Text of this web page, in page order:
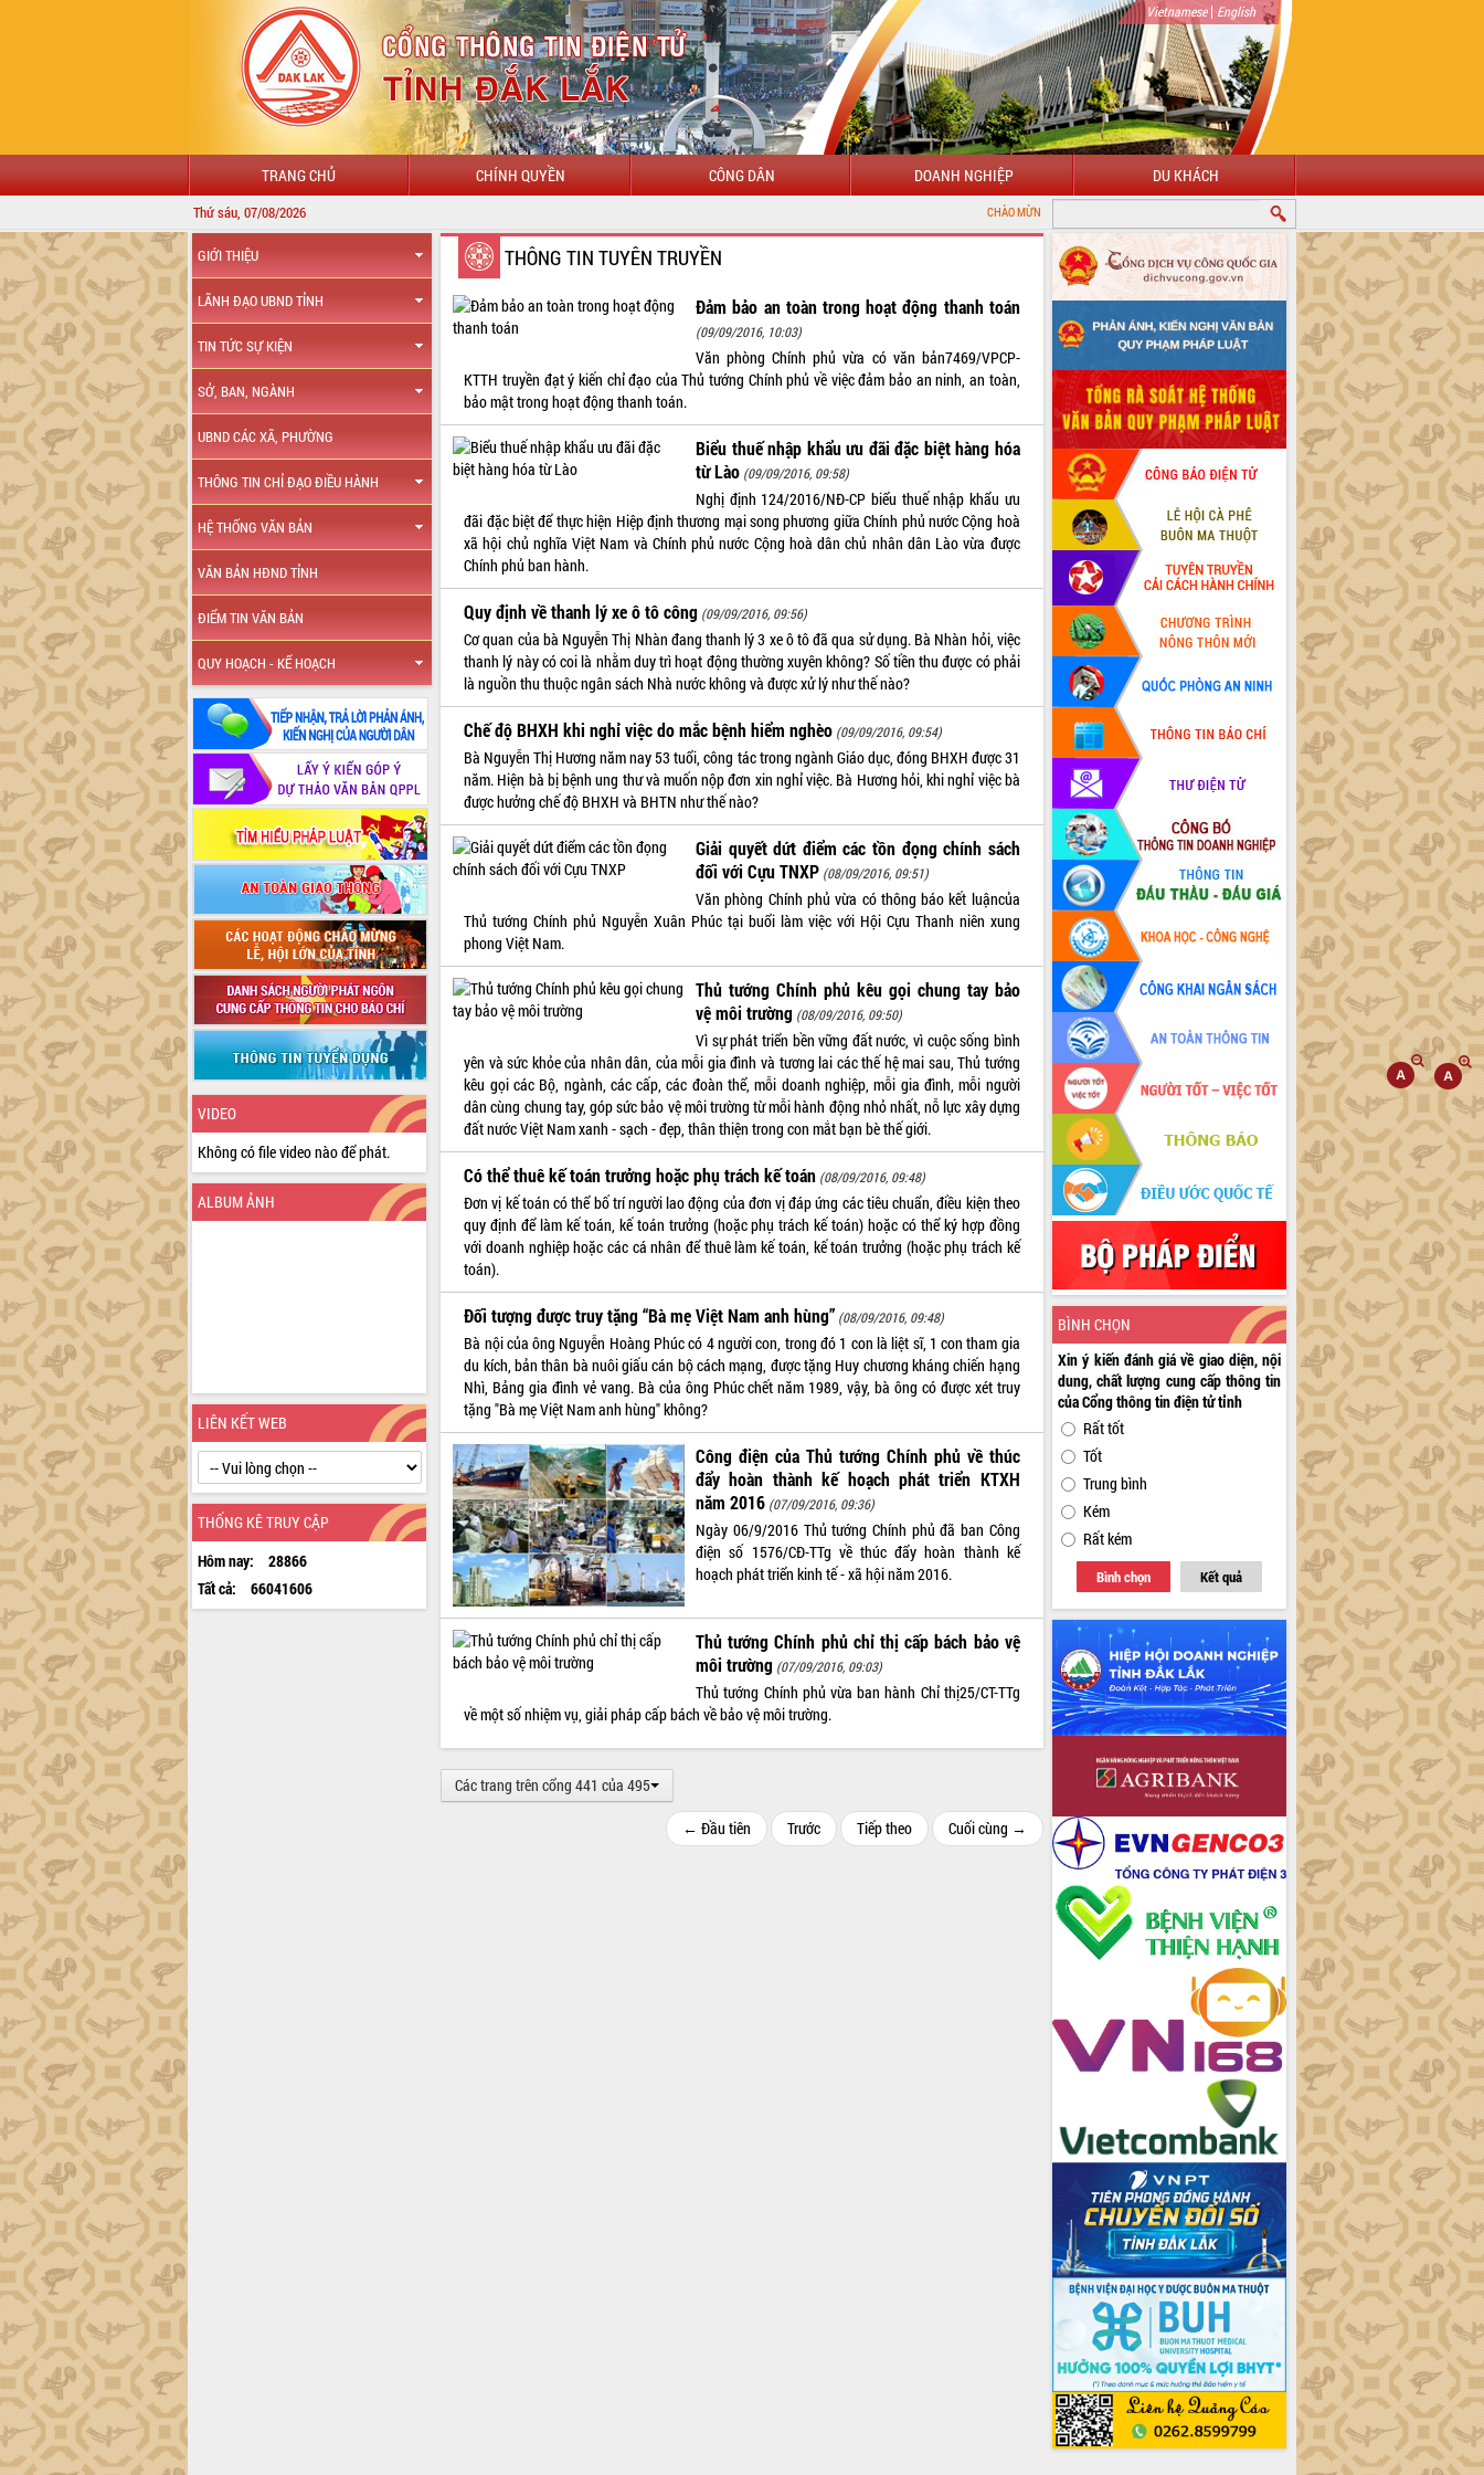
Vietnamese| English
TRANG CHỦ CHÍNH QUYỀN CÔNG DÂN DOANH NGHIỆP DU KHÁCH
Thứ sáu, 07/08/2026 CHÀO MỪNG ĐẾN VỚI CỔNG THÔNG TIN ĐIỆN TỬ TỈNH ĐẮK LẮK
GIỚI THIỆU
LÃNH ĐẠO UBND TỈNH
TIN TỨC SỰ KIỆN
SỞ, BAN, NGÀNH
UBND CÁC XÃ, PHƯỜNG
THÔNG TIN CHỈ ĐẠO ĐIỀU HÀNH
HỆ THỐNG VĂN BẢN
VĂN BẢN HĐND TỈNH
ĐIỂM TIN VĂN BẢN
QUY HOẠCH - KẾ HOẠCH
VIDEO
Không có file video nào để phát.
ALBUM ẢNH
LIÊN KẾT WEB
THỐNG KÊ TRUY CẬP
Hôm nay:
28866
Tất cả:
66041606
THÔNG TIN TUYÊN TRUYỀN
Đảm bảo an toàn trong hoạt động thanh toán
(09/09/2016, 10:03)
Văn phòng Chính phủ vừa có văn bản7469/VPCP-
KTTH truyền đạt ý kiến chỉ đạo của Thủ tướng Chính phủ về việc đảm bảo an ninh, an toàn,
bảo mật trong hoạt động thanh toán.
Biểu thuế nhập khẩu ưu đãi đặc biệt hàng hóa
từ Lào (09/09/2016, 09:58)
Nghị định 124/2016/NĐ-CP biểu thuế nhập khẩu ưu
đãi đặc biệt để thực hiện Hiệp định thương mại song phương giữa Chính phủ nước Cộng hoà
xã hội chủ nghĩa Việt Nam và Chính phủ nước Cộng hoà dân chủ nhân dân Lào vừa được
Chính phủ ban hành.
Quy định về thanh lý xe ô tô công (09/09/2016, 09:56)
Cơ quan của bà Nguyễn Thị Nhàn đang thanh lý 3 xe ô tô đã qua sử dụng. Bà Nhàn hỏi, việc
thanh lý này có coi là nhằm duy trì hoạt động thường xuyên không? Số tiền thu được có phải
là nguồn thu thuộc ngân sách Nhà nước không và được xử lý như thế nào?
Chế độ BHXH khi nghỉ việc do mắc bệnh hiểm nghèo (09/09/2016, 09:54)
Bà Nguyễn Thị Hương năm nay 53 tuổi, công tác trong ngành Giáo dục, đóng BHXH được 31
năm. Hiện bà bị bệnh ung thư và muốn nộp đơn xin nghỉ việc. Bà Hương hỏi, khi nghỉ việc bà
được hưởng chế độ BHXH và BHTN như thế nào?
Giải quyết dứt điểm các tồn đọng chính sách
đối với Cựu TNXP (08/09/2016, 09:51)
Văn phòng Chính phủ vừa có thông báo kết luậncủa
Thủ tướng Chính phủ Nguyễn Xuân Phúc tại buổi làm việc với Hội Cựu Thanh niên xung
phong Việt Nam.
Thủ tướng Chính phủ kêu gọi chung tay bảo
vệ môi trường (08/09/2016, 09:50)
Vì sự phát triển bền vững đất nước, vì cuộc sống bình
yên và sức khỏe của nhân dân, của mỗi gia đình và tương lai các thế hệ mai sau, Thủ tướng
kêu gọi các Bộ, ngành, các cấp, các đoàn thể, mỗi doanh nghiệp, mỗi gia đình, mỗi người
dân cùng chung tay, góp sức bảo vệ môi trường từ mỗi hành động nhỏ nhất, nỗ lực xây dựng
đất nước Việt Nam xanh - sạch - đẹp, thân thiện trong con mắt bạn bè thế giới.
Có thể thuê kế toán trưởng hoặc phụ trách kế toán (08/09/2016, 09:48)
Đơn vị kế toán có thể bố trí người lao động của đơn vị đáp ứng các tiêu chuẩn, điều kiện theo
quy định để làm kế toán, kế toán trưởng (hoặc phụ trách kế toán) hoặc có thể ký hợp đồng
với doanh nghiệp hoặc các cá nhân để thuê làm kế toán, kế toán trưởng (hoặc phụ trách kế
toán).
Đối tượng được truy tặng “Bà mẹ Việt Nam anh hùng” (08/09/2016, 09:48)
Bà nội của ông Nguyễn Hoàng Phúc có 4 người con, trong đó 1 con là liệt sĩ, 1 con tham gia
du kích, bản thân bà nuôi giấu cán bộ cách mạng, được tặng Huy chương kháng chiến hạng
Nhì, Bảng gia đình vẻ vang. Bà của ông Phúc chết năm 1989, vậy, bà ông có được xét truy
tặng "Bà mẹ Việt Nam anh hùng" không?
Công điện của Thủ tướng Chính phủ về thúc
đẩy hoàn thành kế hoạch phát triển KTXH
năm 2016 (07/09/2016, 09:36)
Ngày 06/9/2016 Thủ tướng Chính phủ đã ban Công
điện số 1576/CĐ-TTg về thúc đẩy hoàn thành kế
hoạch phát triển kinh tế - xã hội năm 2016.
Thủ tướng Chính phủ chỉ thị cấp bách bảo vệ
môi trường (07/09/2016, 09:03)
Thủ tướng Chính phủ vừa ban hành Chỉ thị25/CT-TTg
về một số nhiệm vụ, giải pháp cấp bách về bảo vệ môi trường.
Các trang trên cổng 441 của 495
← Đầu tiên Trước Tiếp theo Cuối cùng →
BÌNH CHỌN
Xin ý kiến đánh giá về giao diện, nội
dung, chất lượng cung cấp thông tin
của Cổng thông tin điện tử tỉnh
Rất tốt
Tốt
Trung bình
Kém
Rất kém
Bình chọn Kết quả